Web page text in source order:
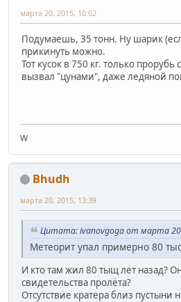
марта 20, 2015, 10:02
Подумаешь, 35 тонн. Ну шарик
прикинуть можно.
Тот кусок в 750 кг. только
вызвал "цунами", даже ледяной
W
Bhudh
марта 20, 2015, 13:39
Цитата: ivanovgoga от марта
Метеорит упал примерно 80
И кто там жил 80 тыщ лет назад?
свидетельства пролёта?
Отсутствие кратера близ пустыни